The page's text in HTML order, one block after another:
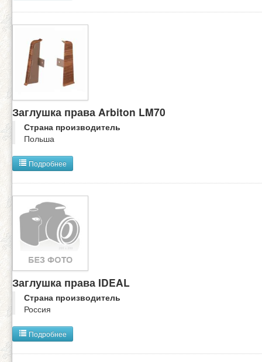
Заглушка права Arbiton LM70
Страна производитель
Польша
Подробнее
Заглушка права IDEAL
Страна производитель
Россия
Подробнее